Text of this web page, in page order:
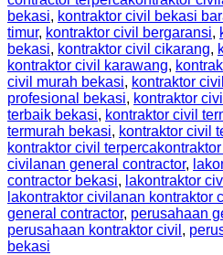
bekasi, kontraktor civil bekasi
timur, kontraktor civil bergaransi,
bekasi, kontraktor civil cikarang,
kontraktor civil karawang,
civil murah bekasi, kontraktor
profesional bekasi, kontraktor
terbaik bekasi, kontraktor civil
termurah bekasi, kontraktor civil
kontraktor civil
civilanan general contractor,
contractor bekasi, lakontraktor
lakontraktor civilanan kontraktor
general contractor, perusahaan
perusahaan kontraktor civil ,
bekasi